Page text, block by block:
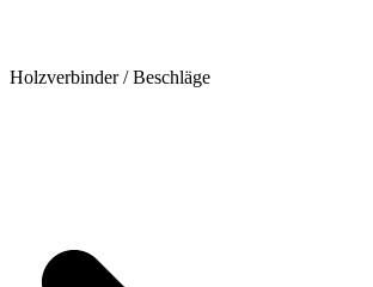
Holzverbinder / Beschläge